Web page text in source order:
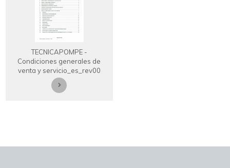
TECNICAPOMPE -
Condiciones generales de
venta y servicio_es_rev00